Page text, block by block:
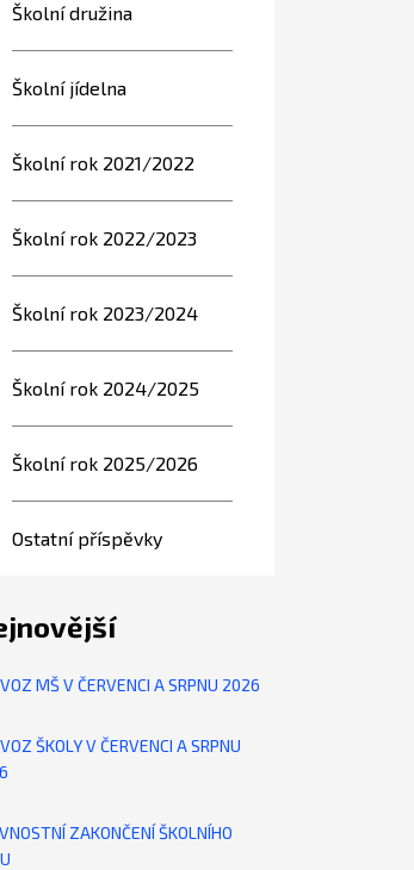
Školní družina
Školní jídelna
Školní rok 2021/2022
Školní rok 2022/2023
Školní rok 2023/2024
Školní rok 2024/2025
Školní rok 2025/2026
Ostatní příspěvky
MŠ V ČERVENCI A SRPNU 2026
ŠKOLY V ČERVENCI A SRPNU
ZAKONČENÍ ŠKOLNÍHO